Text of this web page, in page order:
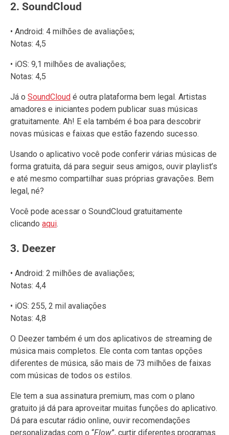
2. SoundCloud
• Android: 4 milhões de avaliações;
Notas: 4,5
• iOS: 9,1 milhões de avaliações;
Notas: 4,5
Já o SoundCloud é outra plataforma bem legal. Artistas
amadores e iniciantes podem publicar suas músicas
gratuitamente. Ah! E ela também é boa para descobrir
novas músicas e faixas que estão fazendo sucesso.
Usando o aplicativo você pode conferir várias músicas de
forma gratuita, dá para seguir seus amigos, ouvir playlist’s
e até mesmo compartilhar suas próprias gravações. Bem
legal, né?
Você pode acessar o SoundCloud gratuitamente
clicando aqui.
3. Deezer
• Android: 2 milhões de avaliações;
Notas: 4,4
• iOS: 255, 2 mil avaliações
Notas: 4,8
O Deezer também é um dos aplicativos de streaming de
música mais completos. Ele conta com tantas opções
diferentes de música, são mais de 73 milhões de faixas
com músicas de todos os estilos.
Ele tem a sua assinatura premium, mas com o plano
gratuito já dá para aproveitar muitas funções do aplicativo.
Dá para escutar rádio online, ouvir recomendações
personalizadas com o “Flow”, curtir diferentes programas